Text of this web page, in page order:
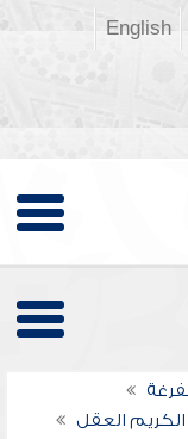
English
الكريم العقل